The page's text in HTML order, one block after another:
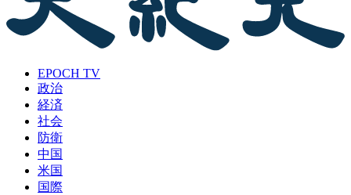
EPOCH TV
政治
経済
社会
防衛
中国
米国
国際